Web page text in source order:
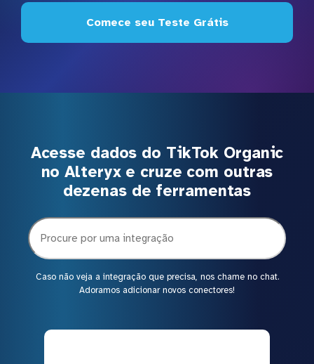
Comece seu Teste Grátis
Acesse dados do TikTok Organic
no Alteryx e cruze com outras
dezenas de ferramentas
Caso não veja a integração que precisa, nos chame no chat.
Adoramos adicionar novos conectores!